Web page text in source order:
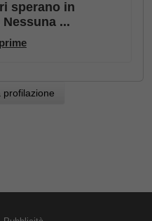
sperano in
...
profilazione